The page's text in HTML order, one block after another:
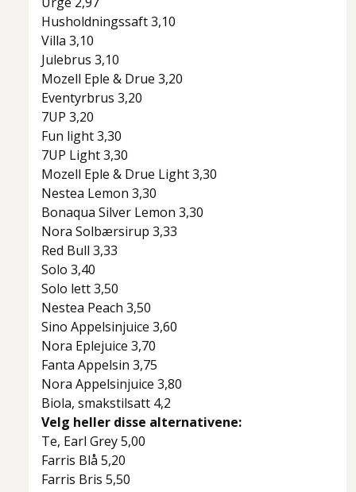
Husholdningssaft 3,10
Villa 3,10
Julebrus 3,10
Mozell Eple & Drue 3,20
Eventyrbrus 3,20
7UP 3,20
Fun light 3,30
7UP Light 3,30
Mozell Eple & Drue Light 3,30
Nestea Lemon 3,30
Bonaqua Silver Lemon 3,30
Nora Solbærsirup 3,33
Red Bull 3,33
Solo 3,40
Solo lett 3,50
Nestea Peach 3,50
Sino Appelsinjuice 3,60
Nora Eplejuice 3,70
Fanta Appelsin 3,75
Nora Appelsinjuice 3,80
Biola, smakstilsatt 4,2
Velg heller disse alternativene:
Te, Earl Grey 5,00
Farris Blå 5,20
Farris Bris 5,50